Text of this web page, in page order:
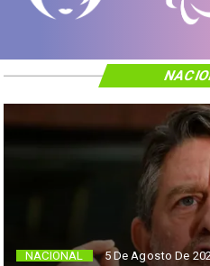
NACIONAL 5 De Agosto De